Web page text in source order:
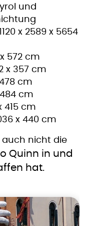
und
x 2589 x 5654
x 572 cm
x 357 cm
478 cm
484 cm
415 cm
x 440 cm
auch nicht die
Quinn in und
hat.